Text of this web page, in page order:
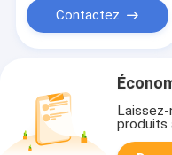
Contactez
produits